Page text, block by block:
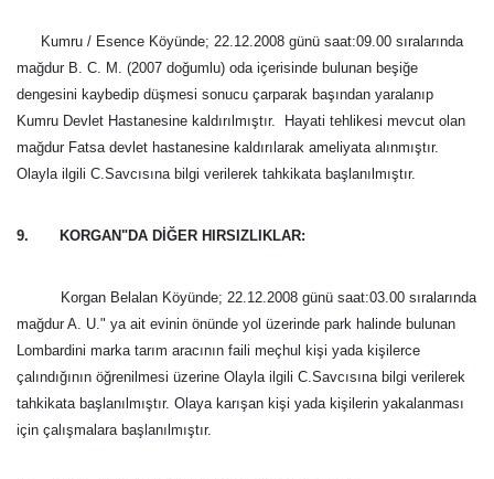
Kumru / Esence Köyünde; 22.12.2008 günü saat:09.00 sıralarında
mağdur B. C. M. (2007 doğumlu) oda içerisinde bulunan beşiğe
dengesini kaybedip düşmesi sonucu çarparak başından yaralanıp
Kumru Devlet Hastanesine kaldırılmıştır. Hayati tehlikesi mevcut olan
mağdur Fatsa devlet hastanesine kaldırılarak ameliyata alınmıştır.
Olayla ilgili C.Savcısına bilgi verilerek tahkikata başlanılmıştır.
9. KORGAN"DA DİĞER HIRSIZLIKLAR:
Korgan Belalan Köyünde; 22.12.2008 günü saat:03.00 sıralarında
mağdur A. U." ya ait evinin önünde yol üzerinde park halinde bulunan
Lombardini marka tarım aracının faili meçhul kişi yada kişilerce
çalındığının öğrenilmesi üzerine Olayla ilgili C.Savcısına bilgi verilerek
tahkikata başlanılmıştır. Olaya karışan kişi yada kişilerin yakalanması
için çalışmalara başlanılmıştır.